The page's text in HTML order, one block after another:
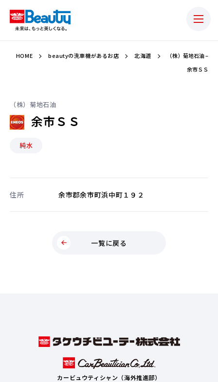
HOME beautyの洗車機があるお店 北海道
（株）菊地石油 –
余市ＳＳ
（株）菊地石油
余市ＳＳ
純水
住所 余市郡余市町浜中町１９２
一覧に戻る
カービュウティシャン（海外推進部）